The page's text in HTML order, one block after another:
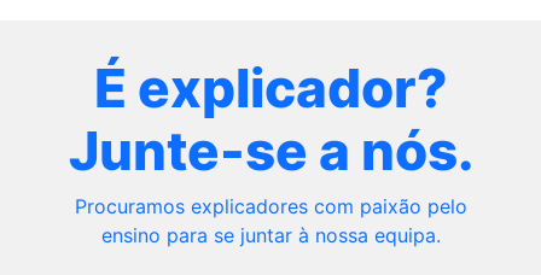
É explicador?
Junte-se a nós.
Procuramos explicadores com paixão pelo
ensino para se juntar à nossa equipa.